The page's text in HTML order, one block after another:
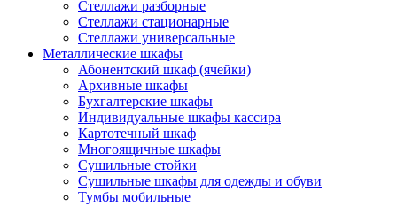
Стеллажи разборные
Стеллажи стационарные
Стеллажи универсальные
Металлические шкафы
Абонентский шкаф (ячейки)
Архивные шкафы
Бухгалтерские шкафы
Индивидуальные шкафы кассира
Картотечный шкаф
Многоящичные шкафы
Сушильные стойки
Сушильные шкафы для одежды и обуви
Тумбы мобильные